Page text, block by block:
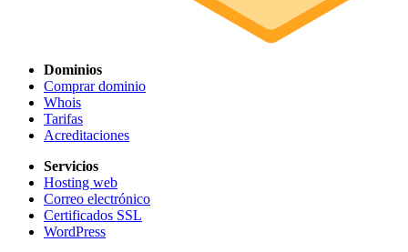
Dominios
Comprar dominio
Whois
Tarifas
Acreditaciones
Servicios
Hosting web
Correo electrónico
Certificados SSL
WordPress